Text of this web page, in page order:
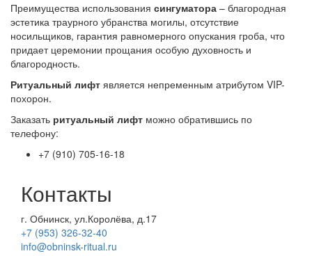
Преимущества использования сингуматора – благородная
эстетика траурного убранства могилы, отсутствие
носильщиков, гарантия равномерного опускания гроба, что
придает церемонии прощания особую духовность и
благородность.
Ритуальный лифт является непременным атрибутом VIP-
похорон.
Заказать ритуальный лифт можно обратившись по
телефону:
+7 (910) 705-16-18
Контакты
г. Обнинск, ул.Королёва, д.17
+7 (953) 326-32-40
info@obninsk-ritual.ru